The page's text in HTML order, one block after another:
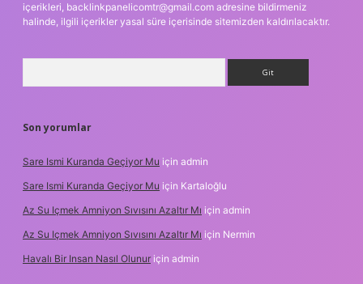
içerikleri, backlinkpanelicomtr@gmail.com adresine bildirmeniz
halinde, ilgili içerikler yasal süre içerisinde sitemizden kaldırılacaktır.
Son yorumlar
Sare Ismi Kuranda Geçiyor Mu için admin
Sare Ismi Kuranda Geçiyor Mu için Kartaloğlu
Az Su Içmek Amniyon Sıvısını Azaltır Mı için admin
Az Su Içmek Amniyon Sıvısını Azaltır Mı için Nermin
Havalı Bir Insan Nasıl Olunur için admin